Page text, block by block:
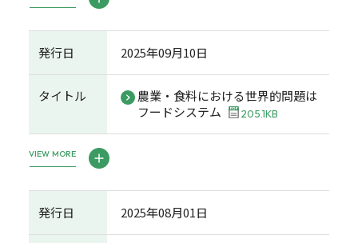
発行日 2025年09月10日
タイトル
農業・食料における世界的問題は
フードシステム
205.1KB
VIEW MORE
発行日 2025年08月01日